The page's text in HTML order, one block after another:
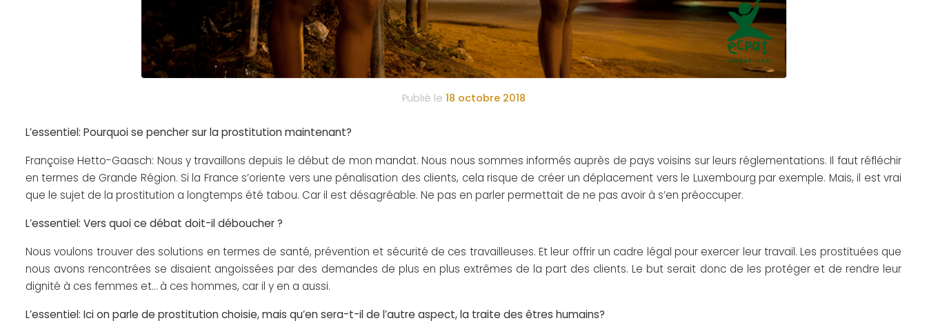
Publié le 18 octobre 2018
L’essentiel: Pourquoi se pencher sur la prostitution maintenant?
Françoise Hetto-Gaasch: Nous y travaillons depuis le début de mon mandat. Nous nous sommes informés auprès de pays voisins sur leurs réglementations. Il faut réfléchir
en termes de Grande Région. Si la France s’oriente vers une pénalisation des clients, cela risque de créer un déplacement vers le Luxembourg par exemple. Mais, il est vrai
que le sujet de la prostitution a longtemps été tabou. Car il est désagréable. Ne pas en parler permettait de ne pas avoir à s’en préoccuper.
L’essentiel: Vers quoi ce débat doit-il déboucher ?
Nous voulons trouver des solutions en termes de santé, prévention et sécurité de ces travailleuses. Et leur offrir un cadre légal pour exercer leur travail. Les prostituées que
nous avons rencontrées se disaient angoissées par des demandes de plus en plus extrêmes de la part des clients. Le but serait donc de les protéger et de rendre leur
dignité à ces femmes et… à ces hommes, car il y en a aussi.
L’essentiel: Ici on parle de prostitution choisie, mais qu’en sera-t-il de l’autre aspect, la traite des êtres humains?